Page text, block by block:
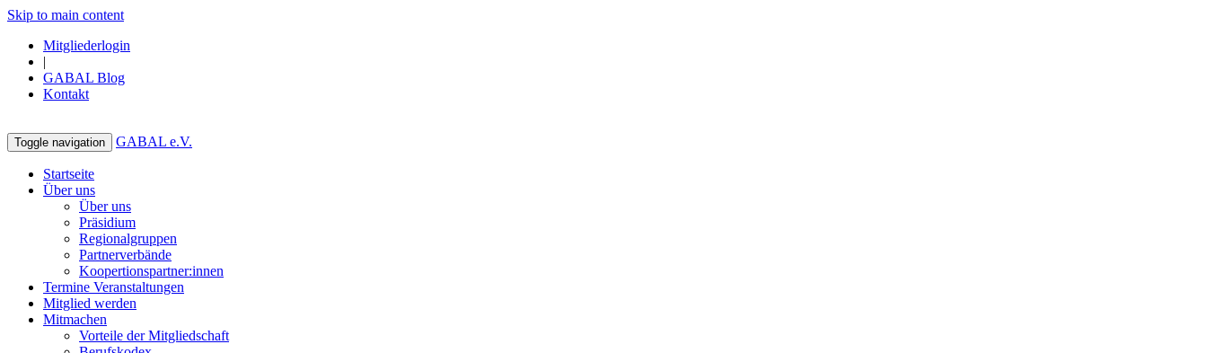
Skip to main content
Mitgliederlogin
|
GABAL Blog
Kontakt
Toggle navigation GABAL e.V.
Startseite
Über uns
Über uns
Präsidium
Regionalgruppen
Partnerverbände
Koopertionspartner:innen
Termine Veranstaltungen
Mitglied werden
Mitmachen
Vorteile der Mitgliedschaft